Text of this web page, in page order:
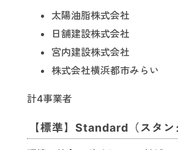
太陽油脂株式会社
日舗建設株式会社
宮内建設株式会社
株式会社横浜都市みらい
計4事業者
【標準】Standard（スタン